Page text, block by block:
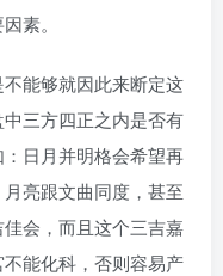
素。
能够就因此来断定这
三方四正之内是否有
日月并明格会希望再
亮跟文曲同度，甚至
会，而且这个三吉嘉
能化科，否则容易产